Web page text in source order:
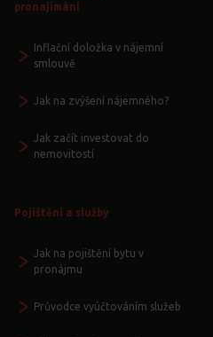
pronajímání
Inflační doložka v nájemní
smlouvě
Jak na zvýšení nájemného?
Jak začít investovat do
nemovitostí
Pojištění a služby
Jak na pojištění bytu v
pronájmu
Průvodce vyúčtováním služeb